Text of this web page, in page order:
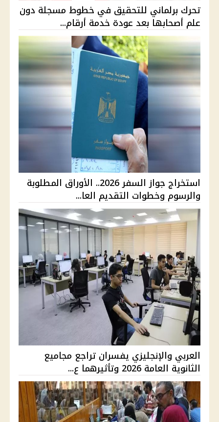
تحرك برلماني للتحقيق في خطوط مسجلة دون
علم أصحابها بعد عودة خدمة أرقام...
استخراج جواز السفر 2026.. الأوراق المطلوبة
والرسوم وخطوات التقديم العا...
العربي والإنجليزي يفسران تراجع مجاميع
الثانوية العامة 2026 وتأثيرهما ع...